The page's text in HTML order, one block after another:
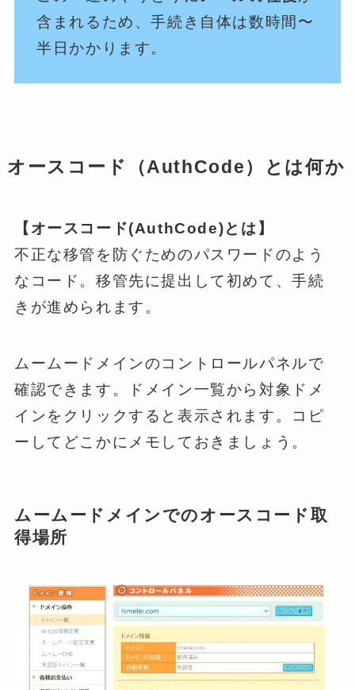
含まれるため、手続き自体は数時間〜
半日かかります。
オースコード（AuthCode）とは何か
【オースコード(AuthCode)とは】
不正な移管を防ぐためのパスワードのよう
なコード。移管先に提出して初めて、手続
きが進められます。
ムームードメインのコントロールパネルで
確認できます。ドメイン一覧から対象ドメ
インをクリックすると表示されます。コピ
ーしてどこかにメモしておきましょう。
ムームードメインでのオースコード取
得場所